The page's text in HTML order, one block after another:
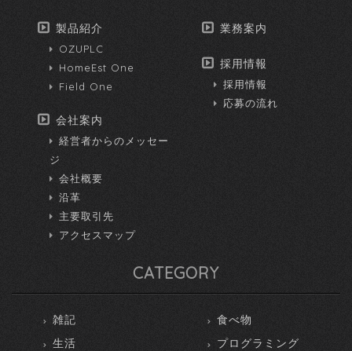
製品紹介
OZUPLC
HomeEst One
Field One
会社案内
経営者からのメッセー
ジ
会社概要
沿革
主要取引先
アクセスマップ
業務案内
採用情報
採用情報
応募の流れ
CATEGORY
雑記
食べ物
生活
プログラミング